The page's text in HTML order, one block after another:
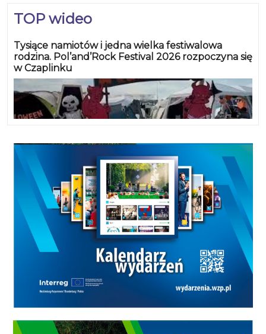
TOP wideo
Tysiące namiotów i jedna wielka festiwalowa
rodzina. Pol’and’Rock Festival 2026 rozpoczyna się
w Czaplinku